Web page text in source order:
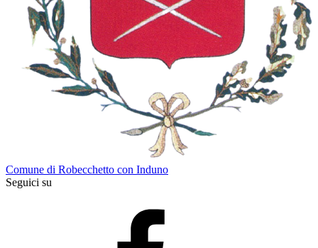
Comune di Robecchetto con Induno
Seguici su